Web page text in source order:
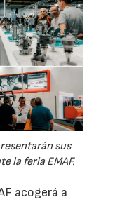
sus
la feria EMAF.
acogerá a